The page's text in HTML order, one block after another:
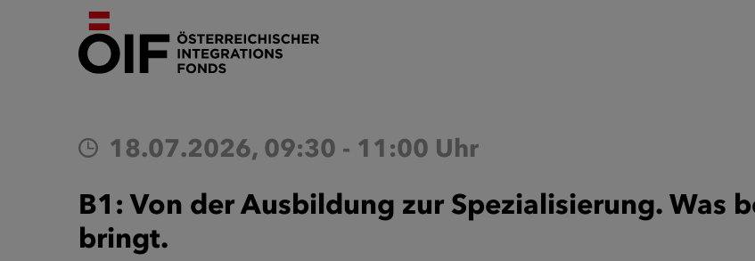
18.07.2026, 09:30 - 11:00 Uhr
B1: Von der Ausbildung zur Spezialisierung. Was
bringt.